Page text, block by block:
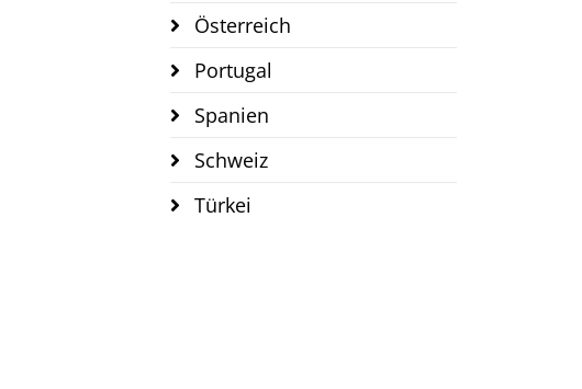
Österreich
Portugal
Spanien
Schweiz
Türkei